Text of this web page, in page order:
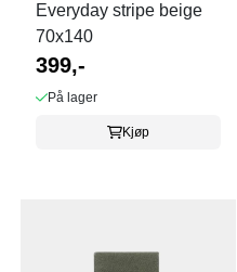
Everyday stripe beige
70x140
399,-
På lager
Kjøp